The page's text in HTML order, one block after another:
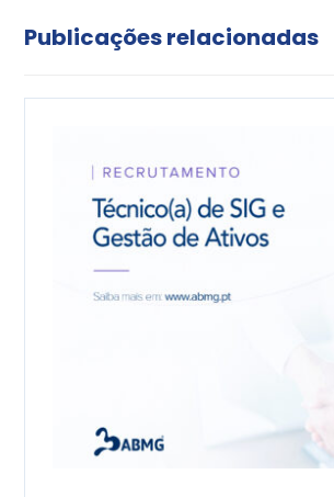
Publicações relacionadas